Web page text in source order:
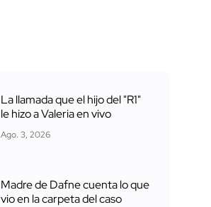
La llamada que el hijo del "R1"
le hizo a Valeria en vivo
Ago. 3, 2026
Madre de Dafne cuenta lo que
vio en la carpeta del caso